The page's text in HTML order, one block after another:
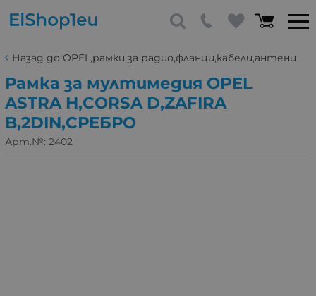
Назад до OPEL,рамки за радио,фланци,кабели,антени
Рамка за мултимедия OPEL
ASTRA H,CORSA D,ZAFIRA
B,2DIN,СРЕБРО
Арт.№: 2402